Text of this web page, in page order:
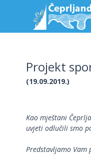
Projekt
(19.09.2019.)
Kao mještani
uvjeti odlučili smo
Predstavljamo